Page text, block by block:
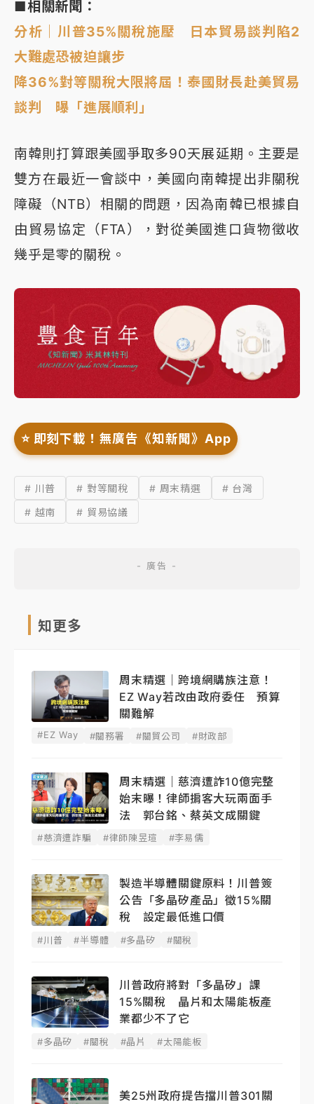
■相關新聞：
分析｜川普35%關稅施壓 日本貿易談判陷2
大難處恐被迫讓步
降36%對等關稅大限將屆！泰國財長赴美貿易
談判 曝「進展順利」
南韓則打算跟美國爭取多90天展延期。主要是
雙方在最近一會談中，美國向南韓提出非關稅
障礙（NTB）相關的問題，因為南韓已根據自
由貿易協定（FTA），對從美國進口貨物徵收
幾乎是零的關稅。
⭐️ 即刻下載！無廣告《知新聞》App
# 川普 # 對等關稅 # 周末精選
# 台灣
# 越南
# 貿易協議
知更多
周末精選｜跨境網購族注意！
EZ Way若改由政府委任 預算
關難解
#EZ Way #關務署 #關貿公司 #財政部
周末精選｜慈濟遭詐10億完整
始末曝！律師掮客大玩兩面手
法 郭台銘、蔡英文成關鍵
#慈濟遭詐騙 #律師陳昱瑄 #李易儒
製造半導體關鍵原料！川普簽
公告「多晶矽產品」徵15%關
稅 設定最低進口價
#川普 #半導體 #多晶矽 #關稅
川普政府將對「多晶矽」課
15%關稅 晶片和太陽能板產
業都少不了它
#多晶矽 #關稅 #晶片 #太陽能板
美25州政府提告擋川普301關